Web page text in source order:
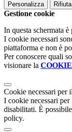
Personalizza
Gestione cookie
In questa schermata
I cookie necessari
piattaforma e non è
Per conoscere quali
visionare la
Cookie necessari per
I cookie necessari
disabilitati. È
policy.